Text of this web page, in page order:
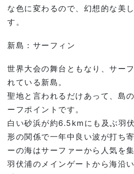
な色に変わるので、幻想的な美
す。
新島：サーフィン
世界大会の舞台ともなり、サー
れている新島。
聖地と言われるだけあって、島
ーフポイントです。
白い砂浜が約6.5km にも及ぶ羽
形の関係で一年中良い波が打ち
ーの海はサーファーから人気を
羽伏浦のメインゲートから海沿